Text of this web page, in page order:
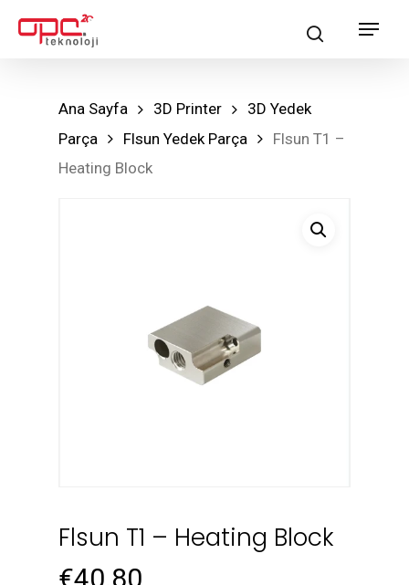
searchMenu
Ana Sayfa 3D Printer
3D Yedek
Parça
Flsun Yedek Parça
Flsun T1 –
Heating Block
Flsun T1 – Heating Block
€40.80